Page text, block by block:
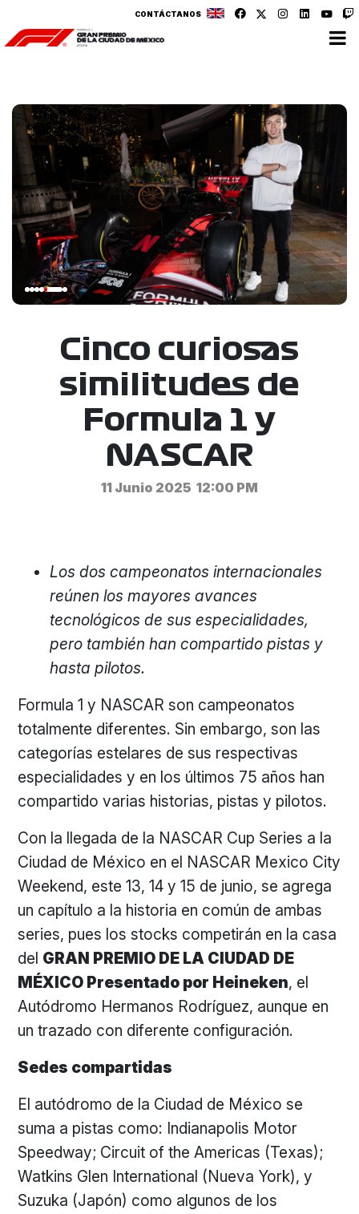
CONTÁCTANOS
Cinco curiosas
similitudes de
Formula 1 y
NASCAR
11 Junio 2025 12:00 PM
Los dos campeonatos internacionales
reúnen los mayores avances
tecnológicos de sus especialidades,
pero también han compartido pistas y
hasta pilotos.
Formula 1 y NASCAR son campeonatos
totalmente diferentes. Sin embargo, son las
categorías estelares de sus respectivas
especialidades y en los últimos 75 años han
compartido varias historias, pistas y pilotos.
Con la llegada de la NASCAR Cup Series a la
Ciudad de México en el NASCAR Mexico City
Weekend, este 13, 14 y 15 de junio, se agrega
un capítulo a la historia en común de ambas
series, pues los stocks competirán en la casa
del GRAN PREMIO DE LA CIUDAD DE
MÉXICO Presentado por Heineken, el
Autódromo Hermanos Rodríguez, aunque en
un trazado con diferente configuración.
Sedes compartidas
El autódromo de la Ciudad de México se
suma a pistas como: Indianapolis Motor
Speedway; Circuit of the Americas (Texas);
Watkins Glen International (Nueva York), y
Suzuka (Japón) como algunos de los